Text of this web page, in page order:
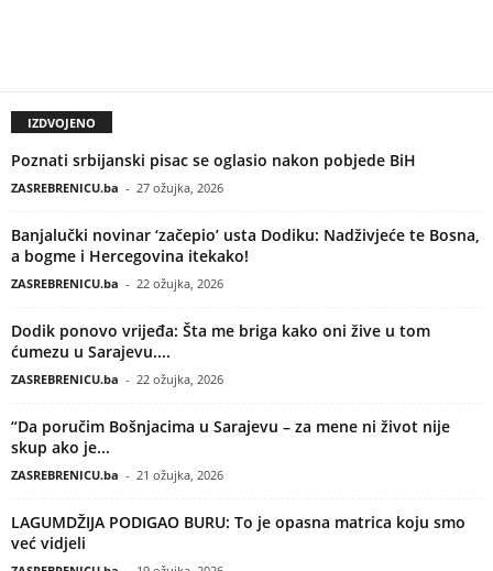
IZDVOJENO
Poznati srbijanski pisac se oglasio nakon pobjede BiH
ZASREBRENICU.ba - 27 ožujka, 2026
Banjalučki novinar ‘začepio’ usta Dodiku: Nadživjeće te Bosna,
a bogme i Hercegovina itekako!
ZASREBRENICU.ba - 22 ožujka, 2026
Dodik ponovo vrijeđa: Šta me briga kako oni žive u tom
ćumezu u Sarajevu....
ZASREBRENICU.ba - 22 ožujka, 2026
“Da poručim Bošnjacima u Sarajevu – za mene ni život nije
skup ako je...
ZASREBRENICU.ba - 21 ožujka, 2026
LAGUMDŽIJA PODIGAO BURU: To je opasna matrica koju smo
već vidjeli